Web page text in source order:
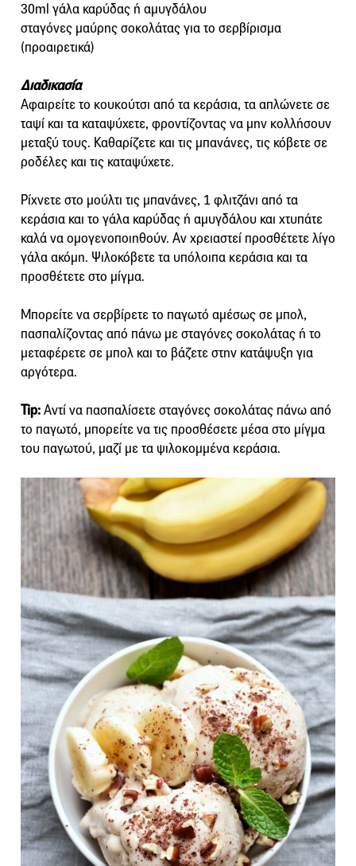
30ml γάλα καρύδας ή αμυγδάλου
σταγόνες μαύρης σοκολάτας για το σερβίρισμα
(προαιρετικά)
Διαδικασία
Αφαιρείτε το κουκούτσι από τα κεράσια, τα απλώνετε σε
ταψί και τα καταψύχετε, φροντίζοντας να μην κολλήσουν
μεταξύ τους. Καθαρίζετε και τις μπανάνες, τις κόβετε σε
ροδέλες και τις καταψύχετε.
Ρίχνετε στο μούλτι τις μπανάνες, 1 φλιτζάνι από τα
κεράσια και το γάλα καρύδας ή αμυγδάλου και χτυπάτε
καλά να ομογενοποιηθούν. Αν χρειαστεί προσθέτετε λίγο
γάλα ακόμη. Ψιλοκόβετε τα υπόλοιπα κεράσια και τα
προσθέτετε στο μίγμα.
Μπορείτε να σερβίρετε το παγωτό αμέσως σε μπολ,
πασπαλίζοντας από πάνω με σταγόνες σοκολάτας ή το
μεταφέρετε σε μπολ και το βάζετε στην κατάψυξη για
αργότερα.
Tip:Αντί να πασπαλίσετε σταγόνες σοκολάτας πάνω από
το παγωτό, μπορείτε να τις προσθέσετε μέσα στο μίγμα
του παγωτού, μαζί με τα ψιλοκομμένα κεράσια.